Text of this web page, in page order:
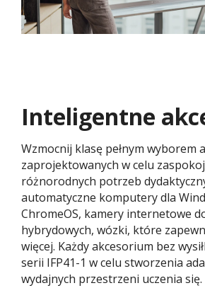
Inteligentne
Wzmocnij klasę pełnym wyborem
zaprojektowanych w celu
różnorodnych potrzeb
automatyczne komputery dla
ChromeOS, kamery internetowe
hybrydowych, wózki, które
więcej. Każdy akcesorium bez
serii IFP41-1 w celu stworzenia
wydajnych przestrzeni uczenia się.